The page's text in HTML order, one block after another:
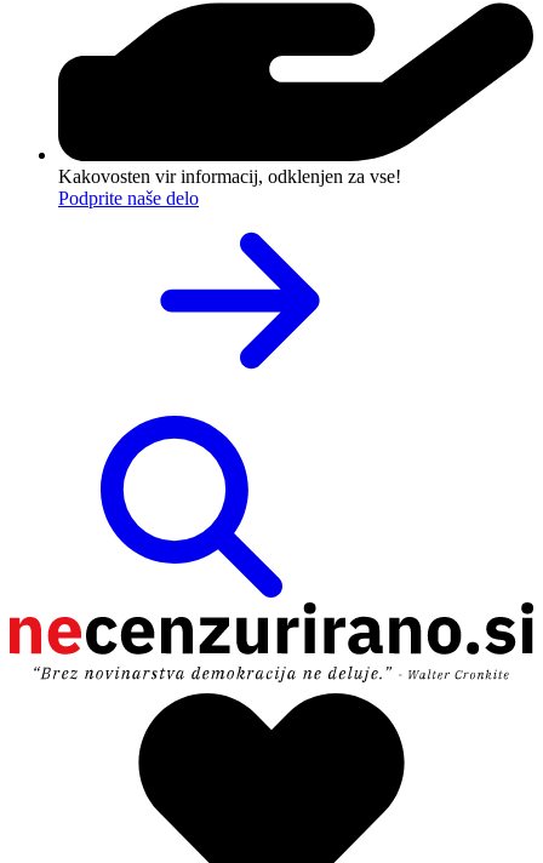
Kakovosten vir informacij, odklenjen za vse!
Podprite naše delo